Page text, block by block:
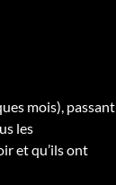
mois), passant
les
et qu’ils ont